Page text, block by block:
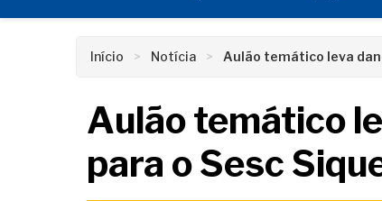
Início Notícia Aulão temático leva
Aulão temático
para o Sesc